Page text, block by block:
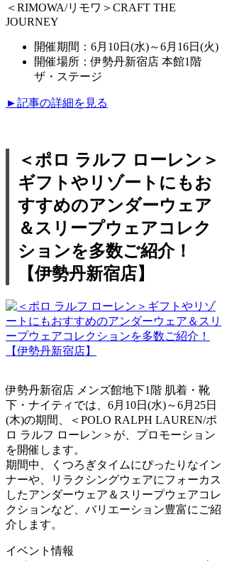
＜RIMOWA/リモワ＞CRAFT THE
JOURNEY
開催期間：6月10日(水)～6月16日(火)
開催場所：伊勢丹新宿店 本館1階
ザ・ステージ
►記事の詳細を見る
＜ポロ ラルフ ローレン＞
ギフトやリゾートにもお
すすめのアンダーウェア
＆スリープウェアコレク
ションを多数ご紹介！
【伊勢丹新宿店】
伊勢丹新宿店 メンズ館地下1階 肌着・靴
下・ナイティでは、6月10日(水)～6月25日
(木)の期間、＜POLO RALPH LAUREN/ポ
ロ ラルフ ローレン＞が、プロモーション
を開催します。
期間中、くつろぎタイムにぴったりなイン
ナーや、リラクシングウェアにフォーカス
したアンダーウェア＆スリープウェアコレ
クションなど、バリエーション豊富にご紹
介します。
イベント情報